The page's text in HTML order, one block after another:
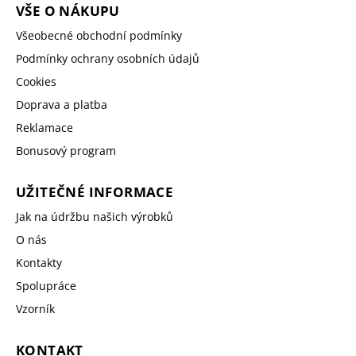
VŠE O NÁKUPU
Všeobecné obchodní podmínky
Podmínky ochrany osobních údajů
Cookies
Doprava a platba
Reklamace
Bonusový program
UŽITEČNÉ INFORMACE
Jak na údržbu našich výrobků
O nás
Kontakty
Spolupráce
Vzorník
KONTAKT